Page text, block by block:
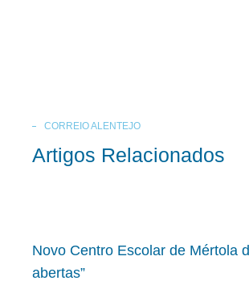
CORREIO ALENTEJO
Artigos Relacionados
Novo Centro Escolar de Mértola
abertas”